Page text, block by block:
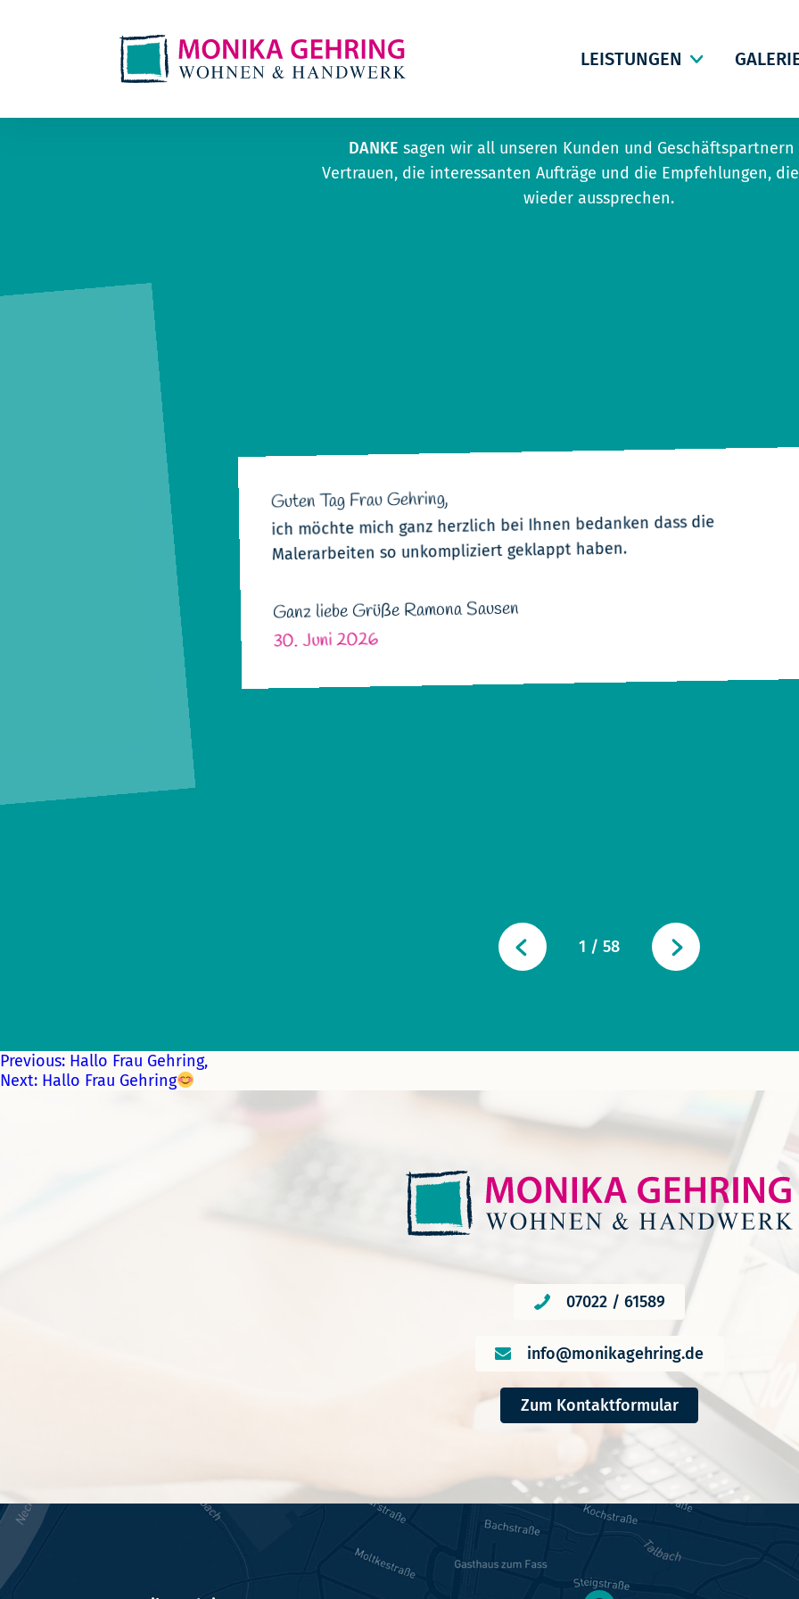
LEISTUNGEN
DANKE sagen wir all unseren Kunden und Geschäftspartnern
Vertrauen, die interessanten Aufträge und die Empfehlungen,
wieder aussprechen.
Guten Tag Frau Gehring,
ich möchte mich ganz herzlich bei Ihnen bedanken dass die
Malerarbeiten so unkompliziert geklappt haben.
Ganz liebe Grüße Ramona Sausen
30. Juni 2026
1 / 58
Previous: Hallo Frau Gehring,
Next: Hallo Frau Gehring
07022 / 61589
info@monikagehring.de
Zum Kontaktformular